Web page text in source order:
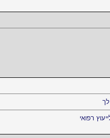
רפואי